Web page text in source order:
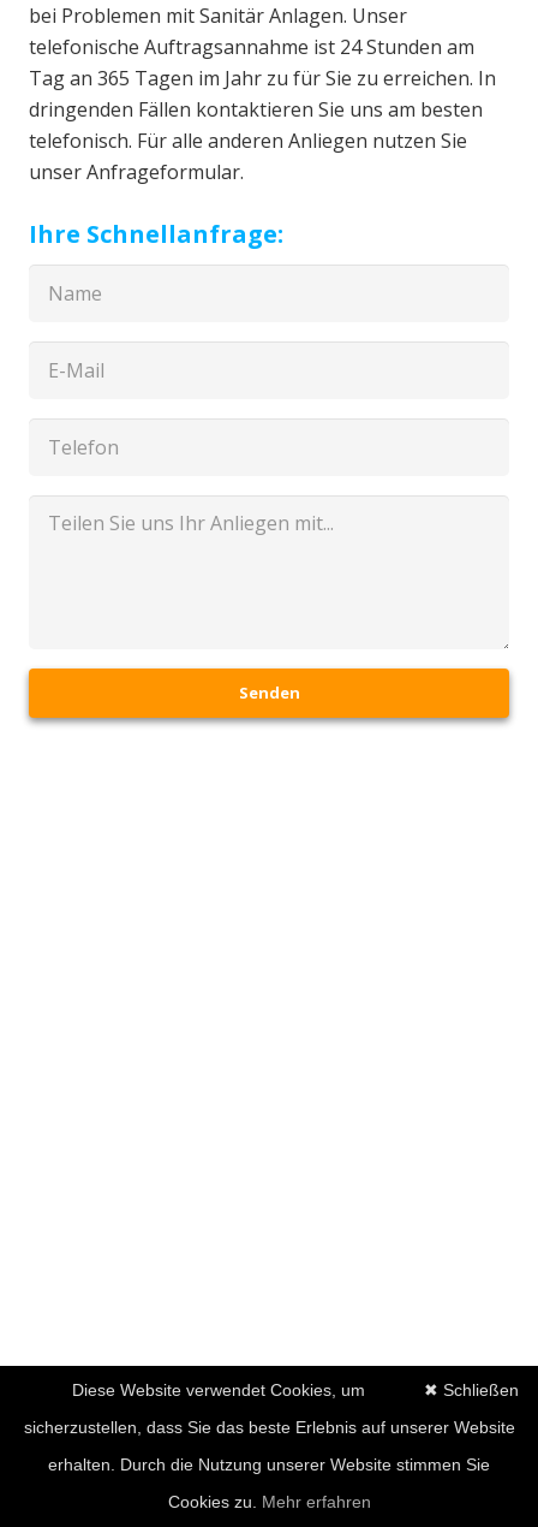
bei Problemen mit Sanitär Anlagen. Unser
telefonische Auftragsannahme ist 24 Stunden am
Tag an 365 Tagen im Jahr zu für Sie zu erreichen. In
dringenden Fällen kontaktieren Sie uns am besten
telefonisch. Für alle anderen Anliegen nutzen Sie
unser Anfrageformular.
Ihre Schnellanfrage:
Senden
✖ Schließen
Diese Website verwendet Cookies, um
sicherzustellen, dass Sie das beste Erlebnis auf unserer Website
erhalten. Durch die Nutzung unserer Website stimmen Sie
Cookies zu. Mehr erfahren